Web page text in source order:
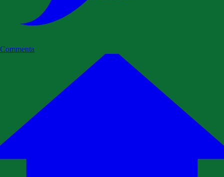
Commenta